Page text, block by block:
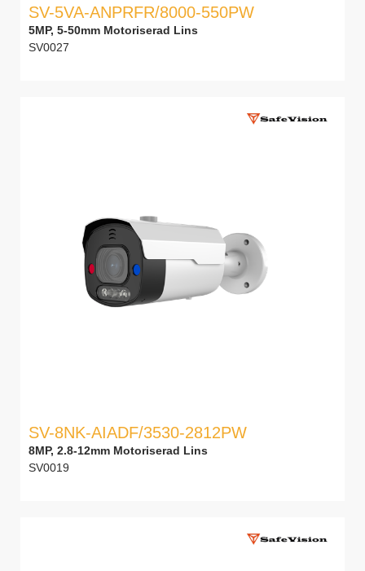
SV-5VA-ANPRFR/8000-550PW
5MP, 5-50mm Motoriserad Lins
SV0027
SV-8NK-AIADF/3530-2812PW
8MP, 2.8-12mm Motoriserad Lins
SV0019